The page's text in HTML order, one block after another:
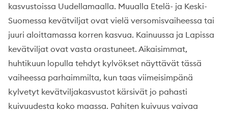
kasvustoissa Uudellamaalla. Muualla Etelä- ja Keski-
Suomessa kevätviljat ovat vielä versomisvaiheessa tai
juuri aloittamassa korren kasvua. Kainuussa ja Lapissa
kevätviljat ovat vasta orastuneet. Aikaisimmat,
huhtikuun lopulla tehdyt kylvökset näyttävät tässä
vaiheessa parhaimmilta, kun taas viimeisimpänä
kylvetyt kevätviljakasvustot kärsivät jo pahasti
kuivuudesta koko maassa. Pahiten kuivuus vaivaa